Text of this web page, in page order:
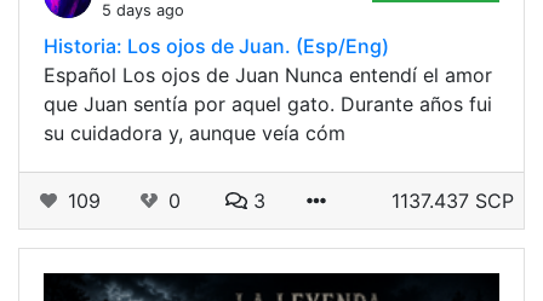
5 days ago
Historia: Los ojos de Juan. (Esp/Eng)
Español Los ojos de Juan Nunca entendí el amor
que Juan sentía por aquel gato. Durante años fui
su cuidadora y, aunque veía cóm
109 0 3 1137.437 SCP